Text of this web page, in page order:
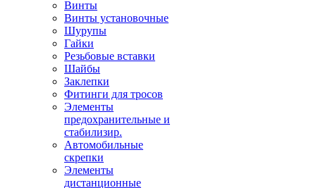
Винты
Винты установочные
Шурупы
Гайки
Резьбовые вставки
Шайбы
Заклепки
Фитинги для тросов
Элементы
предохранительные и
стабилизир.
Автомобильные
скрепки
Элементы
дистанционные